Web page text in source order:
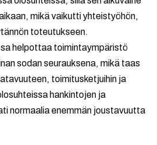
mikä vaikutti yhteistyöhön,
toteutukseen.
helpottaa toimintaympäristö
sodan seurauksena, mikä taas
toimitusketjuihin ja
hankintojen ja
normaalia enemmän joustavuutta